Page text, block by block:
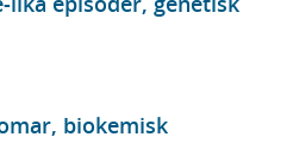
biokemisk